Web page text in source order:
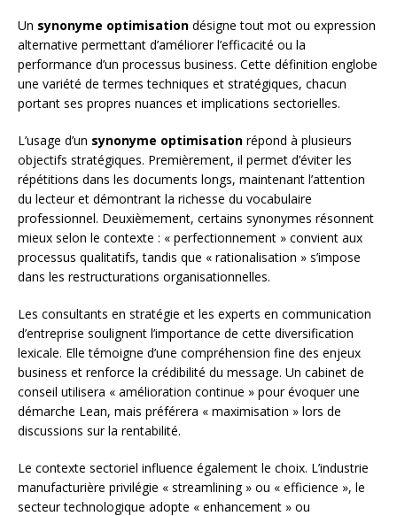
Un synonyme optimisation désigne tout mot ou expression
alternative permettant d’améliorer l’efficacité ou la
performance d’un processus business. Cette définition englobe
une variété de termes techniques et stratégiques, chacun
portant ses propres nuances et implications sectorielles.
L’usage d’un synonyme optimisation répond à plusieurs
objectifs stratégiques. Premièrement, il permet d’éviter les
répétitions dans les documents longs, maintenant l’attention
du lecteur et démontrant la richesse du vocabulaire
professionnel. Deuxièmement, certains synonymes résonnent
mieux selon le contexte : « perfectionnement » convient aux
processus qualitatifs, tandis que « rationalisation » s’impose
dans les restructurations organisationnelles.
Les consultants en stratégie et les experts en communication
d’entreprise soulignent l’importance de cette diversification
lexicale. Elle témoigne d’une compréhension fine des enjeux
business et renforce la crédibilité du message. Un cabinet de
conseil utilisera « amélioration continue » pour évoquer une
démarche Lean, mais préférera « maximisation » lors de
discussions sur la rentabilité.
Le contexte sectoriel influence également le choix. L’industrie
manufacturière privilégie « streamlining » ou « efficience », le
secteur technologique adopte « enhancement » ou